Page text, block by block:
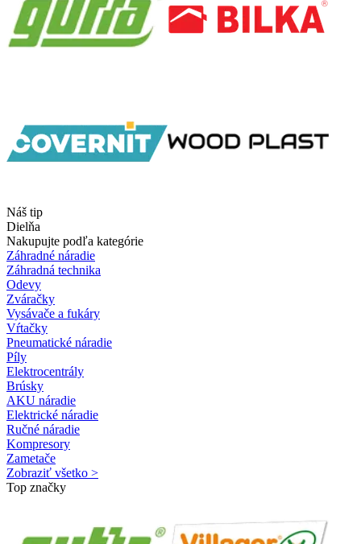
Náš tip
Dielňa
Nakupujte podľa kategórie
Záhradné náradie
Záhradná technika
Odevy
Zváračky
Vysávače a fukáry
Vŕtačky
Pneumatické náradie
Píly
Elektrocentrály
Brúsky
AKU náradie
Elektrické náradie
Ručné náradie
Kompresory
Zametače
Zobraziť všetko >
Top značky